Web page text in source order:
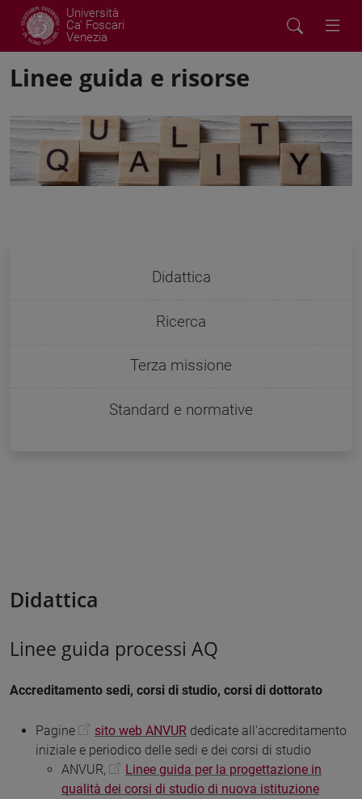
Università
Ca' Foscari
Venezia
Linee guida e risorse
Didattica
Ricerca
Terza missione
Standard e normative
Didattica
Linee guida processi AQ
Accreditamento sedi, corsi di studio, corsi di dottorato
Pagine sito web ANVUR dedicate all'accreditamento
iniziale e periodico delle sedi e dei corsi di studio
ANVUR,
Linee guida per la progettazione in
qualità dei corsi di studio di nuova istituzione